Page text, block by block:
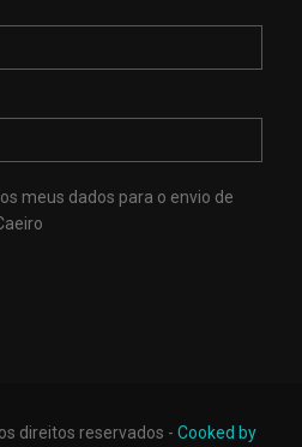
meus dados para o envio de
direitos reservados - Cooked by